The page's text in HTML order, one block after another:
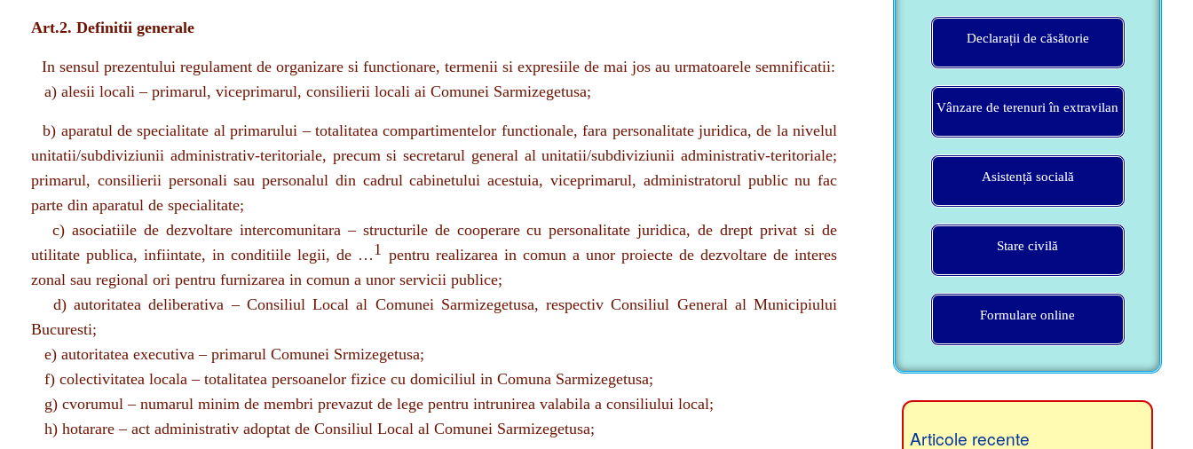
a) alesii locali – primarul, viceprimarul, consilierii locali ai Comunei Sarmizegetusa;
unitatii/subdiviziunii administrativ-teritoriale, precum si secretarul general al unitatii/subdiviziunii administrativ-teritoriale;
primarul, consilierii personali sau personalul din cadrul cabinetului acestuia, viceprimarul, administratorul public nu fac
parte din aparatul de specialitate;
c) asociatiile de dezvoltare intercomunitara – structurile de cooperare cu personalitate juridica, de drept privat si de
utilitate publica, infiintate, in conditiile legii, de …1pentru realizarea in comun a unor proiecte de dezvoltare de interes
zonal sau regional ori pentru furnizarea in comun a unor servicii publice;
d) autoritatea deliberativa – Consiliul Local al Comunei Sarmizegetusa, respectiv Consiliul General al Municipiului
Bucuresti;
e) autoritatea executiva – primarul Comunei Srmizegetusa;
f) colectivitatea locala – totalitatea persoanelor fizice cu domiciliul in Comuna Sarmizegetusa;
g) cvorumul – numarul minim de membri prevazut de lege pentru intrunirea valabila a consiliului local;
h) hotarare – act administrativ adoptat de Consiliul Local al Comunei Sarmizegetusa;
Declarații de căsătorie
Vânzare de terenuri în extravilan
Asistență socială
Stare civilă
Formulare online